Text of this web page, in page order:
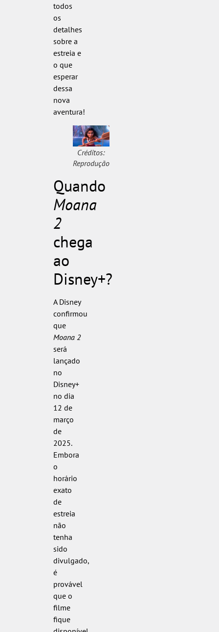
todos
os
detalhes
sobre a
estreia e
o que
esperar
dessa
nova
aventura!
Créditos:
Reprodução
Quando
Moana
2
chega
ao
Disney+?
A Disney
confirmou
que
Moana 2
será
lançado
no
Disney+
no dia
12 de
março
de
2025.
Embora
o
horário
exato
de
estreia
não
tenha
sido
divulgado,
é
provável
que o
filme
fique